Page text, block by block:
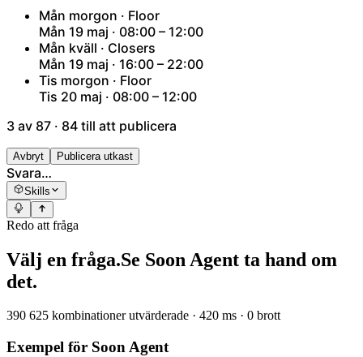
Mån morgon · Floor
Mån 19 maj · 08:00 – 12:00
Mån kväll · Closers
Mån 19 maj · 16:00 – 22:00
Tis morgon · Floor
Tis 20 maj · 08:00 – 12:00
3 av 87 · 84 till att publicera
Avbryt Publicera utkast
Svara…
Skills
Redo att fråga
Välj en fråga.Se Soon Agent ta hand om
det.
390 625 kombinationer utvärderade · 420 ms · 0 brott
Exempel för Soon Agent